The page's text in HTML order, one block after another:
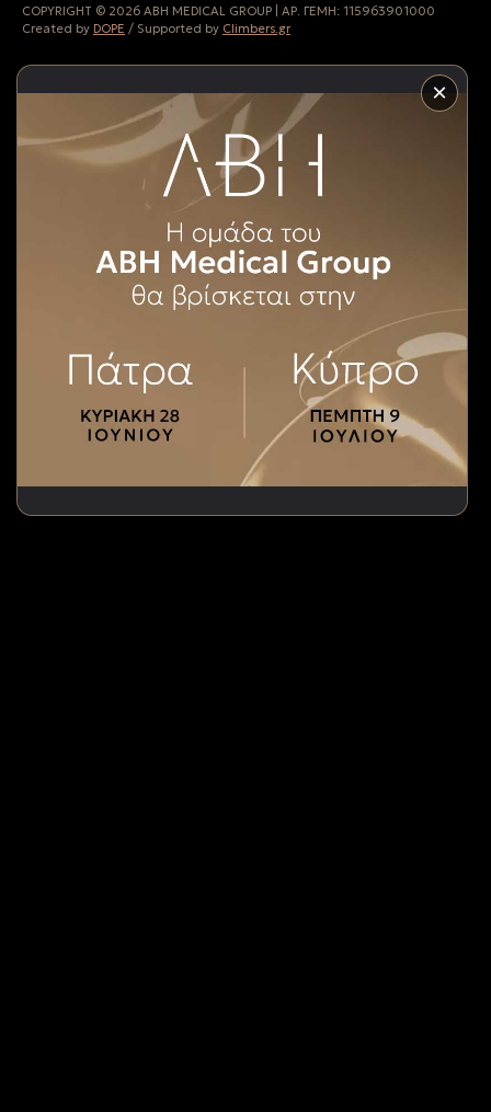
COPYRIGHT © 2026 ABH MEDICAL GROUP | ΑΡ. ΓΕΜΗ: 115963901000
Created by DOPE / Supported by Climbers.gr
×